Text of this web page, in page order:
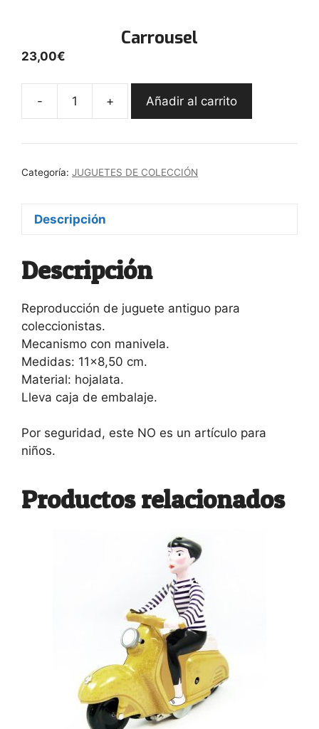
Carrousel
23,00€
-
Carrousel
+ Añadir al carrito
Categoría: JUGUETES DE COLECCIÓN
Descripción
Descripción
Reproducción de juguete antiguo para
coleccionistas.
Mecanismo con manivela.
Medidas: 11×8,50 cm.
Material: hojalata.
Lleva caja de embalaje.
Por seguridad, este NO es un artículo para
niños.
Productos relacionados